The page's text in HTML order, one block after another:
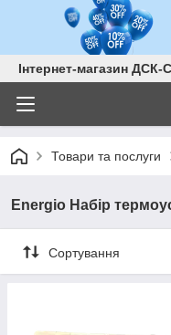
Інтернет-магазин ДСК-
Товари та послуги
Energio Набір
Сортування